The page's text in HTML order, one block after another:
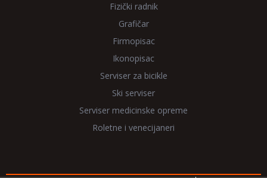
Fizički radnik
Grafičar
Firmopisac
Ikonopisac
Serviser za bicikle
Ski serviser
Serviser medicinske opreme
Roletne i venecijaneri